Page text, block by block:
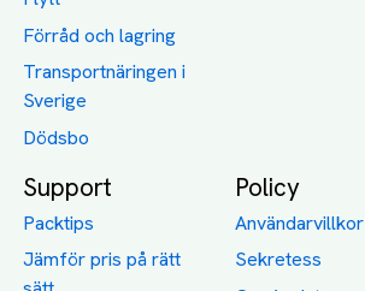
Förråd och lagring
Transportnäringen i
Sverige
Dödsbo
Support
Packtips
Jämför pris på rätt
Policy
Användarvillkor
Sekretess